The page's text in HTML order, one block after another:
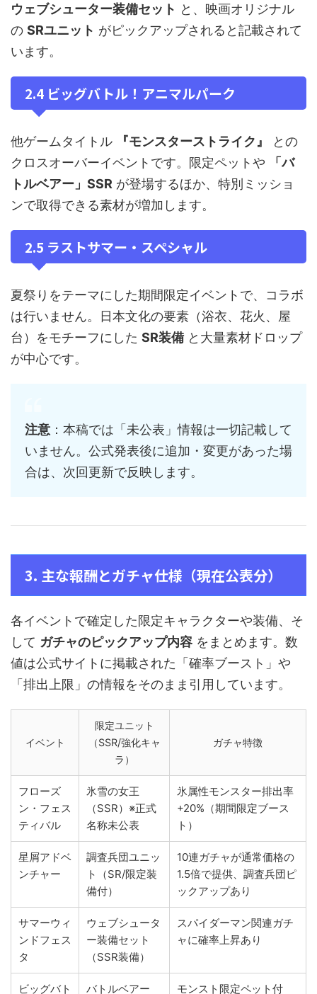
ウェブシューター装備セット と、映画オリジナル
の SRユニット がピックアップされると記載されて
います。
2.4 ビッグバトル！アニマルパーク
他ゲームタイトル 『モンスターストライク』
との
クロスオーバーイベントです。限定ペットや
「バ
トルベアー」SSR が登場するほか、特別ミッショ
ンで取得できる素材が増加します。
2.5 ラストサマー・スペシャル
夏祭りをテーマにした期間限定イベントで、コラボ
は行いません。日本文化の要素（浴衣、花火、屋
台）をモチーフにした SR装備と大量素材ドロップ
が中心です。
注意 ：本稿では「未公表」情報は一切記載して
いません。公式発表後に追加・変更があった場
合は、次回更新で反映します。
3. 主な報酬とガチャ仕様（現在公表分）
各イベントで確定した限定キャラクターや装備、そ
して ガチャのピックアップ内容 をまとめます。数
値は公式サイトに掲載された「確率ブースト」や
「排出上限」の情報をそのまま引用しています。
イベント
限定ユニット
（SSR/強化キャ
ラ）
ガチャ特徴
フローズ
ン・フェス
ティバル
氷雪の女王
（SSR）※正式
名称未公表
氷属性モンスター排出率
+20%（期間限定ブース
ト）
星屑アドベ
ンチャー
調査兵団ユニッ
ト（SR/限定装
備付）
10連ガチャが通常価格の
1.5倍で提供、調査兵団ピ
ックアップあり
サマーウィ
ンドフェス
タ
ウェブシュータ
ー装備セット
（SSR装備）
スパイダーマン関連ガチ
ャに確率上昇あり
ビッグバト バトルベアー モンスト限定ペット付